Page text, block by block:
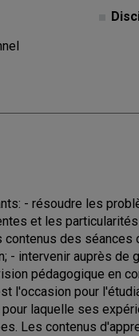
- résoudre les
et les
des
- intervenir auprès de
pédagogique en
l'occasion pour
laquelle ses
Les contenus